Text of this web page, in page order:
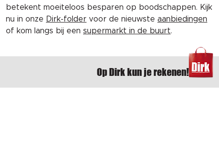
betekent moeiteloos besparen op boodschappen. Kijk
nu in onze Dirk-folder voor de nieuwste aanbiedingen
of kom langs bij een supermarkt in de buurt.
Op Dirk kun je rekenen!